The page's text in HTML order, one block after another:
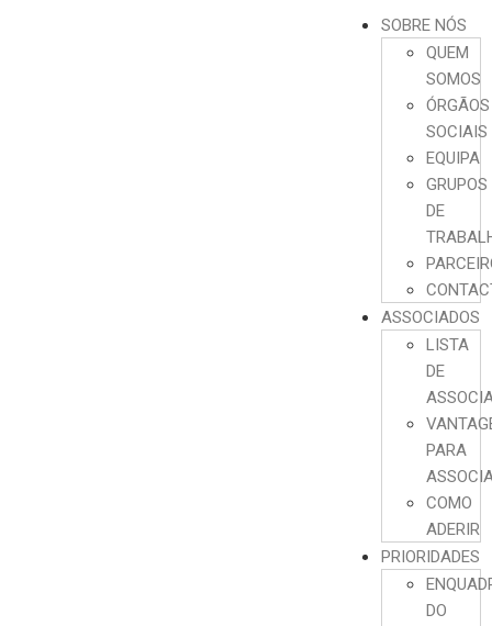
SOBRE NÓS
QUEM
SOMOS
ÓRGÃOS
SOCIAIS
EQUIPA
GRUPOS
DE
ASSOCIADOS
LISTA
DE
PARA
COMO
ADERIR
PRIORIDADES
DO